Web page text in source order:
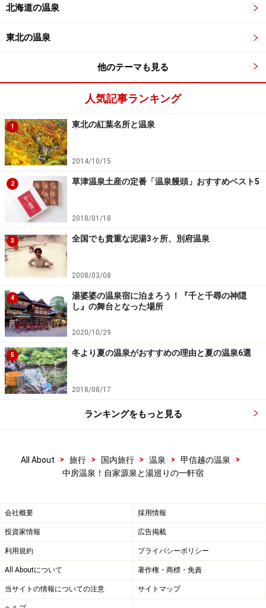
北海道の温泉
東北の温泉
他のテーマも見る
人気記事ランキング
1 東北の紅葉名所と温泉
2014/10/15
2 草津温泉土産の定番「温泉饅頭」おすすめベスト5
2018/01/18
3 全国でも貴重な泥湯3ヶ所、別府温泉
2008/03/08
4
湯婆婆の温泉宿に泊まろう！『千と千尋の神隠
し』の舞台となった場所
2020/10/29
5 冬より夏の温泉がおすすめの理由と夏の温泉6選
2018/08/17
ランキングをもっと見る
All About > 旅行 > 国内旅行 > 温泉 > 甲信越の温泉
>
中房温泉！自家源泉と湯巡りの一軒宿
会社概要 採用情報
投資家情報 広告掲載
利用規約 プライバシーポリシー
All Aboutについて 著作権・商標・免責
当サイトの情報についての注意 サイトマップ